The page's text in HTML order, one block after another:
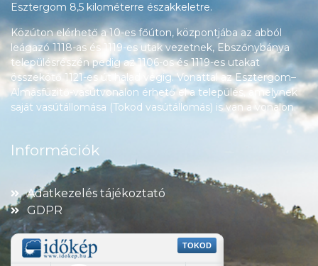
Esztergom 8,5 kilométerre északkeletre.
Közúton elérhető a 10-es főúton, központjába az abból
leágazó 1118-as és 1119-es utak vezetnek, Ebszőnybánya
településrészén pedig az 1106-os és 1119-es utakat
összekötő 1121-es út halad végig. Vonattal az Esztergom–
Almásfüzitő-vasútvonalon érhető el a település, amelynek
saját vasútállomása (Tokod vasútállomás) is van a vonalon.
Információk
Adatkezelés tájékoztató
GDPR